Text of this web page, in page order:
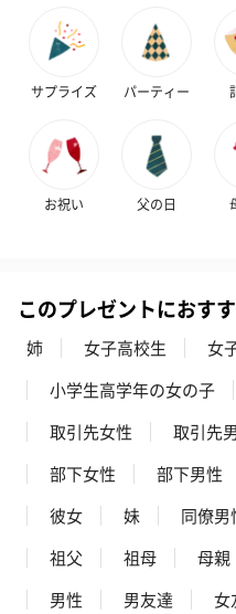
サプライズ パーティー
お祝い 父の日
このプレゼントにおす
姉 女子高校生
女
小学生高学年の女の子
取引先女性
取引先
部下女性
部下男性
彼女
妹 同僚男
祖父
祖母 母親
男性
男友達 女